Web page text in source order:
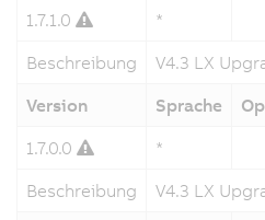
1.7.1.0
*
Beschreibung
V4.3 LX
Version
Sprache
1.7.0.0
*
Beschreibung
V4.3 LX